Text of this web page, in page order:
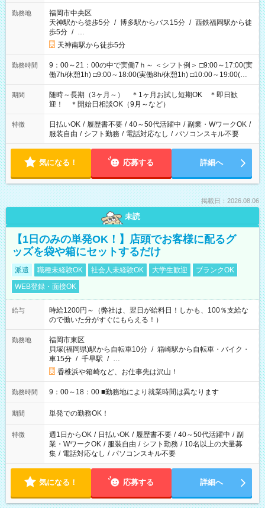
勤務地
福岡市中央区
天神駅から徒歩5分 / 博多駅からバス15分 / 西鉄福岡駅から徒
歩5分 / …
天神南駅から徒歩5分
勤務時間
9：00～21：00の中で実働7ｈ～ ＜シフト例＞ □9:00～17:00(実
働7h/休憩1h) □9:00～18:00(実働8h/休憩1h) □10:00～19:00(実
働8h/休憩1h) □11:00～20:00(実働8h/休憩1h) □12:00～20:00(実
働7h/休憩1h) □12:00～21:00(実働7h/休憩1h) ＊固定OK ＊選べ
る時間帯！
期間
随時～長期（3ヶ月～） ＊1ヶ月お試し短期OK ＊即日歓
迎！ ＊開始日相談OK（9月～など）
特徴 日払いOK / 履歴書不要 / 40～50代活躍中 / 副業・WワークOK /
服装自由 / シフト勤務 / 電話対応なし / パソコンスキル不要
気になる！ 応募する 詳細へ
掲載日：2026.08.06
未読
【1日のみの単発OK！】店頭でお客様に配るグ
ッズを袋や箱にセットするだけ
派遣 職種未経験OK 社会人未経験OK 大学生歓迎
ブランクOK
WEB登録・面接OK
給与
時給1200円～（弊社は、翌日が給料日！しかも、100％支給な
ので働いた分がすぐにもらえる！）
勤務地
福岡市東区
貝塚(福岡県)駅から自転車10分 / 箱崎駅から自転車・バイク・
車15分 / 千早駅 / …
香椎浜や箱崎など、お仕事先は沢山！
勤務時間 9：00～18：00 ■勤務地により就業時間は異なります
期間 単発での勤務OK！
特徴 週1日からOK / 日払いOK / 履歴書不要 / 40～50代活躍中 / 副
業・WワークOK / 服装自由 / シフト勤務 / 10名以上の大量募
集 / 電話対応なし / パソコンスキル不要
気になる！ 応募する 詳細へ